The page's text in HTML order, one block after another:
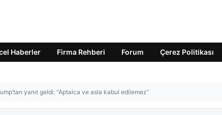
Haberler Firma Rehberi Forum Çerez Politikası
yanıt geldi: “Aptalca ve asla kabul edilemez”